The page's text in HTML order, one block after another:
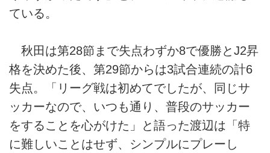
ている。
秋田は第28節まで失点わずか8で優勝とJ2昇
格を決めた後、第29節からは3試合連続の計6
失点。「リーグ戦は初めてでしたが、同じサ
ッカーなので、いつも通り、普段のサッカー
をすることを心がけた」と語った渡辺は「特
に難しいことはせず、シンプルにプレーし